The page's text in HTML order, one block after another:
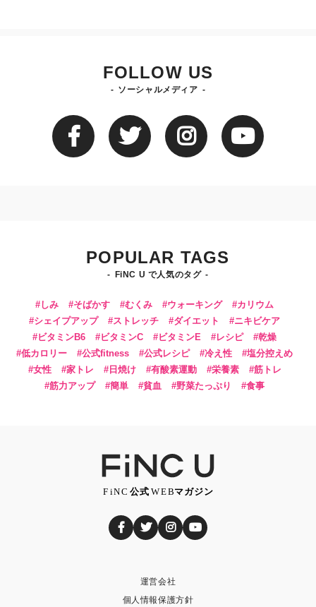
FOLLOW US
ソーシャルメディア
POPULAR TAGS
FiNC U で人気のタグ
しみ そばかす むくみ ウォーキング
カリウム
シェイプアップ
ストレッチ ダイエット
ニキビケア
ビタミンB6
ビタミンC ビタミンE レシピ
乾燥
低カロリー
公式fitness 公式レシピ 冷え性
塩分控えめ
女性
家トレ 日焼け 有酸素運動 栄養素
筋トレ
筋力アップ
簡単 貧血 野菜たっぷり 食事
運営会社
個人情報保護方針